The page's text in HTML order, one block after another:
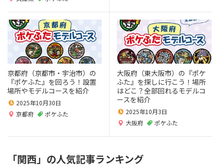
京都府（京都市・宇治市）の
『ポケふた』を回ろう！設置
場所やモデルコースを紹介
2025年10月30日
京都府
ポケふた
大阪府（東大阪市）の『ポケ
ふた』を探しに行こう！場所
はどこ？全部回れるモデルコ
ースを紹介
2025年10月3日
大阪府
ポケふた
「関西」の人気記事ランキング